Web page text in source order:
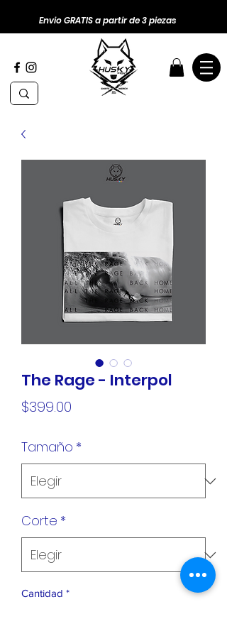
Envio GRATIS a partir de 3 piezas
The Rage - Interpol
$399.00
Tamaño *
Corte *
Cantidad *